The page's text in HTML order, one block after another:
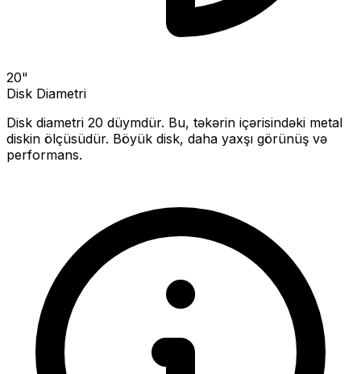
20"
Disk Diametri
Disk diametri 20 düymdür. Bu, təkərin içərisindəki metal
diskin ölçüsüdür. Böyük disk, daha yaxşı görünüş və
performans.